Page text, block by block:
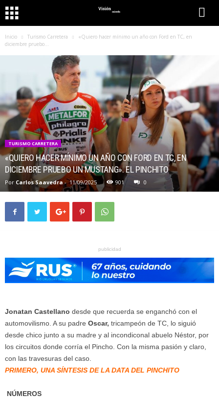
Inicio Turismo Carretera
«Quiero hacer mínimo un año con Ford en TC, en
diciembre pruebo...
TURISMO CARRETERA
«QUIERO HACER MÍNIMO UN AÑO CON FORD EN TC, EN
DICIEMBRE PRUEBO UN MUSTANG». EL PINCHITO
Por Carlos Saavedra - 11/09/2025 901 0
publicidad
Jonatan Castellano desde que recuerda se enganchó con el
automovilismo. A su padre Oscar, tricampeón de TC, lo siguió
desde chico junto a su madre y al incondiconal abuelo Néstor, por
los circuitos donde corría el Pincho. Con la misma pasión y claro,
con las travesuras del caso.
PRIMERO, UNA SÍNTESIS DE LA DATA DEL PINCHITO
NÚMEROS